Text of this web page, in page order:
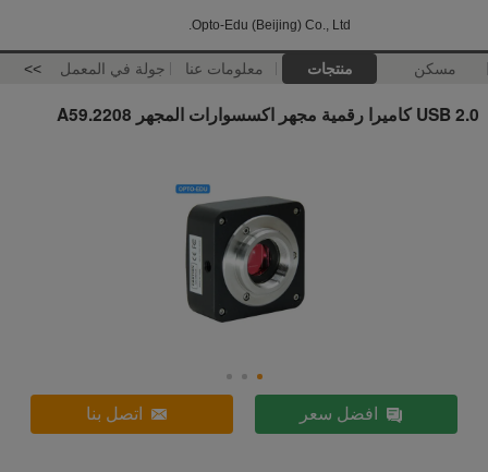
Opto-Edu (Beijing) Co., Ltd.
مسكن منتجات معلومات عنا جولة في المعمل >>
USB 2.0 كاميرا رقمية مجهر اكسسوارات المجهر A59.2208
افضل سعر اتصل بنا